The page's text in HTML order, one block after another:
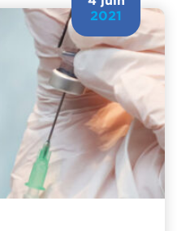
2021